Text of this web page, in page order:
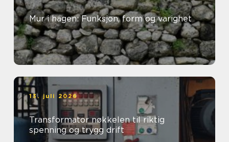
Mur i hagen: Funksjon, form og varighet
13. juli 2026
Transformator nøkkelen til riktig
spenning og trygg drift